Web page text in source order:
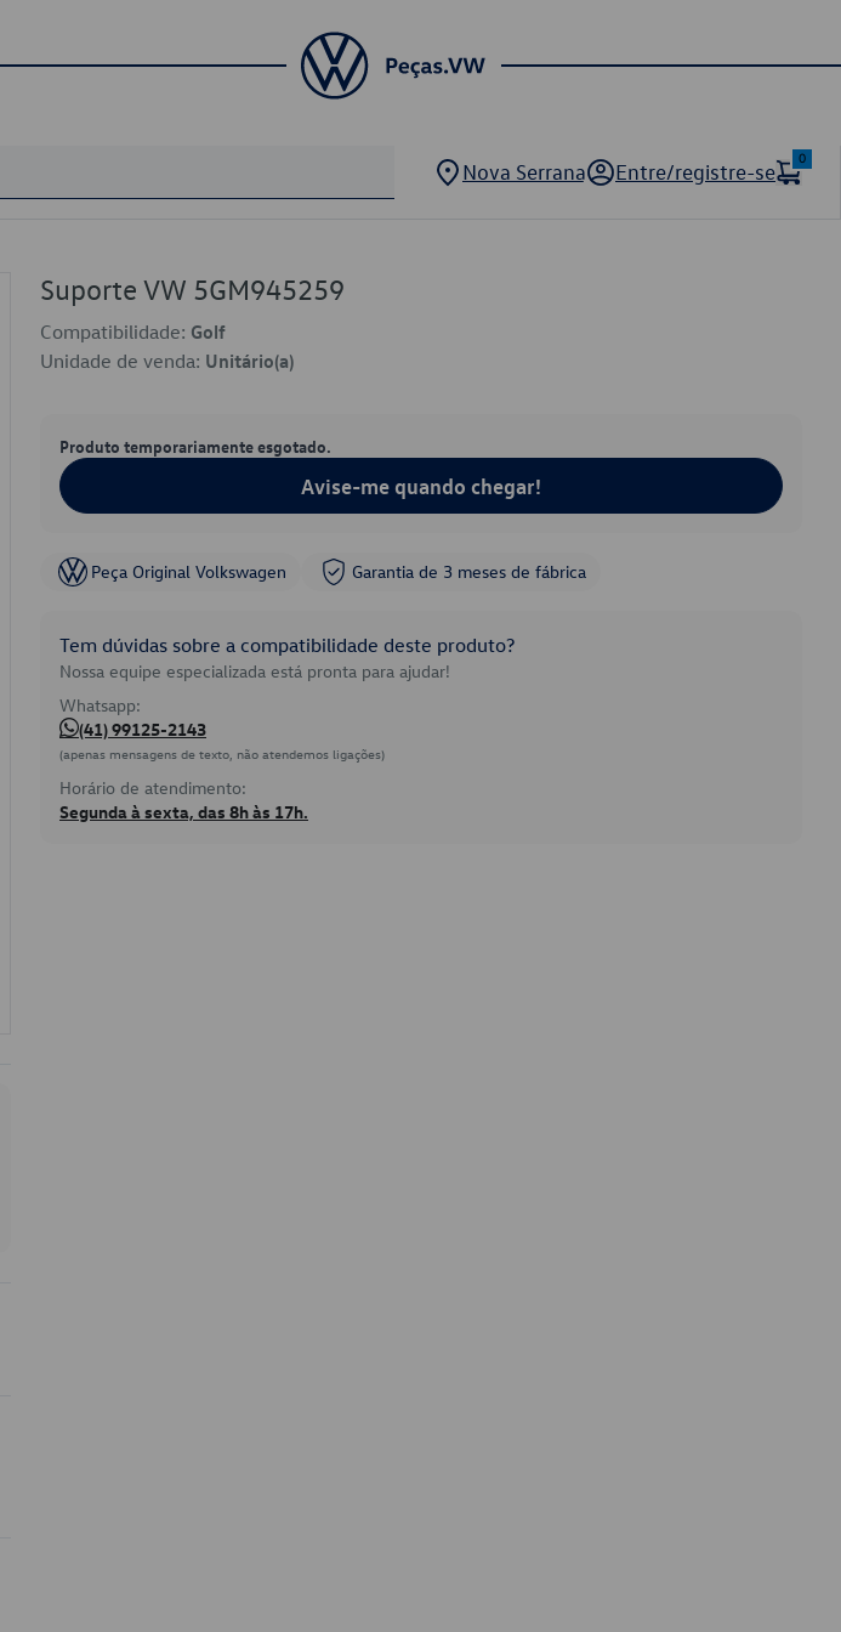
Nova Serrana Entre/registre-se
0
Suporte VW 5GM945259
Compatibilidade: Golf
Unidade de venda: Unitário(a)
Produto temporariamente esgotado.
Avise-me quando chegar!
Peça Original Volkswagen Garantia de 3 meses de fábrica
Tem dúvidas sobre a compatibilidade deste produto?
Nossa equipe especializada está pronta para ajudar!
Whatsapp:
(41) 99125-2143
(apenas mensagens de texto, não atendemos ligações)
Horário de atendimento:
Segunda à sexta, das 8h às 17h.